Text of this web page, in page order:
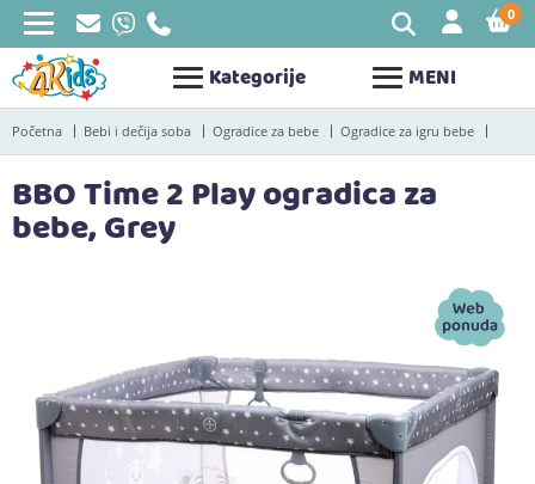
Kategorije MENI
0
Početna Bebi i dečija soba Ogradice za bebe Ogradice za igru bebe
BBO Time 2 Play ogradica za
bebe, Grey